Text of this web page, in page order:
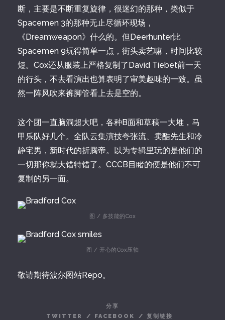
断，主要是不断重复旋律，很迷幻的那种，类似于
Spacemen 3的那种无止尽循环现场，
《Dreamweapon》什么的。但Deerhunter比
Spacemen 9玩得简单一点，街头卖艺嘛，时间比较
短。Cox还从服装上严格复制了David Tiebet前一天
的行头，不去看演出也算表明了审美趣味的一致。虽
然一阵风吹来裤脚管看上去是空的。
这个团一直脑洞超大吧，各种B面和草稿一大堆，马
甲乐队好几个。全队云集演技夸张流、卖酷先生和冷
静宅男，新时代的折腾帝。以为专辑里玩的是他们的
一切那你就大错特错了。CCCB目睹的便是他们不可
复制的另一面。
图 / 多技能的Cox
图 / 开心的Cox压轴
敬请期待波尔图站Repo。
分享
TWITTER
/ FACEBOOK / 复制链接